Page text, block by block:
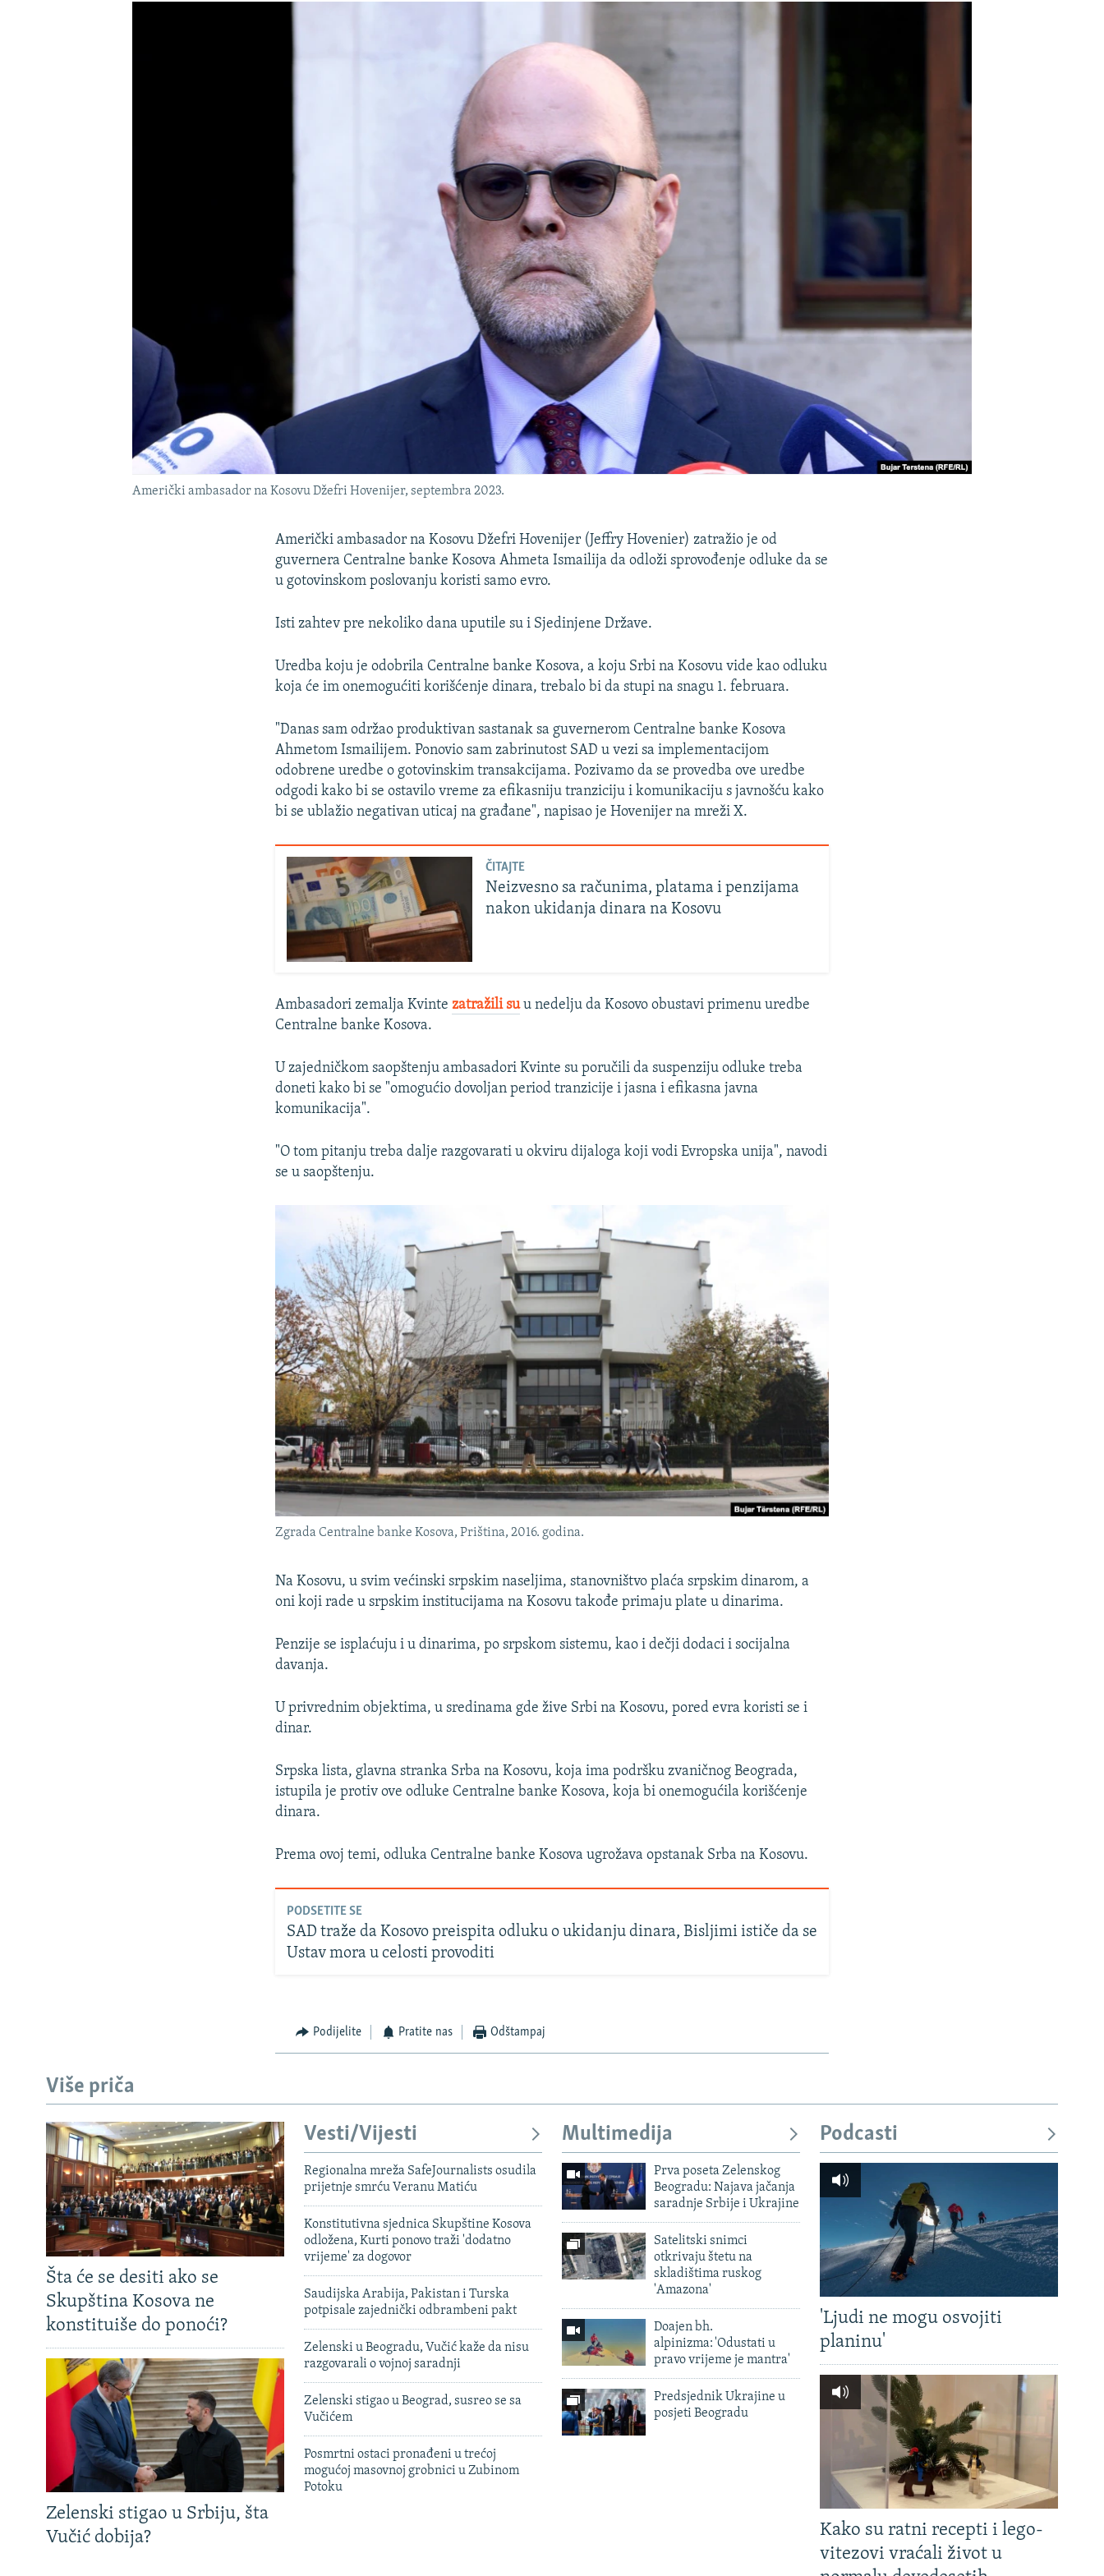
NASTANAK I RASPAD JUGOSLAVIJE
Američki ambasador na Kosovu Džefri Hovenijer, septembra 2023.
Američki ambasador na Kosovu Džefri Hovenijer (Jeffry Hovenier) zatražio je od
guvernera Centralne banke Kosova Ahmeta Ismailija da odloži sprovođenje odluke da se
u gotovinskom poslovanju koristi samo evro.
Isti zahtev pre nekoliko dana uputile su i Sjedinjene Države.
Uredba koju je odobrila Centralne banke Kosova, a koju Srbi na Kosovu vide kao odluku
koja će im onemogućiti korišćenje dinara, trebalo bi da stupi na snagu 1. februara.
"Danas sam održao produktivan sastanak sa guvernerom Centralne banke Kosova
Ahmetom Ismailijem. Ponovio sam zabrinutost SAD u vezi sa implementacijom
odobrene uredbe o gotovinskim transakcijama. Pozivamo da se provedba ove uredbe
odgodi kako bi se ostavilo vreme za efikasniju tranziciju i komunikaciju s javnošću kako
bi se ublažio negativan uticaj na građane", napisao je Hovenijer na mreži X.
ČITAJTE
Neizvesno sa računima, platama i penzijama
nakon ukidanja dinara na Kosovu
Ambasadori zemalja Kvinte zatražili suu nedelju da Kosovo obustavi primenu uredbe
Centralne banke Kosova.
U zajedničkom saopštenju ambasadori Kvinte su poručili da suspenziju odluke treba
doneti kako bi se "omogućio dovoljan period tranzicije i jasna i efikasna javna
komunikacija".
"O tom pitanju treba dalje razgovarati u okviru dijaloga koji vodi Evropska unija", navodi
se u saopštenju.
Zgrada Centralne banke Kosova, Priština, 2016. godina.
Na Kosovu, u svim većinski srpskim naseljima, stanovništvo plaća srpskim dinarom, a
oni koji rade u srpskim institucijama na Kosovu takođe primaju plate u dinarima.
Penzije se isplaćuju i u dinarima, po srpskom sistemu, kao i dečji dodaci i socijalna
davanja.
U privrednim objektima, u sredinama gde žive Srbi na Kosovu, pored evra koristi se i
dinar.
Srpska lista, glavna stranka Srba na Kosovu, koja ima podršku zvaničnog Beograda,
istupila je protiv ove odluke Centralne banke Kosova, koja bi onemogućila korišćenje
dinara.
Prema ovoj temi, odluka Centralne banke Kosova ugrožava opstanak Srba na Kosovu.
PODSETITE SE
SAD traže da Kosovo preispita odluku o ukidanju dinara, Bisljimi ističe da se
Ustav mora u celosti provoditi
Podijelite Pratite nas Odštampaj
Više priča
Šta će se desiti ako se
Skupština Kosova ne
konstituiše do ponoći?
Zelenski stigao u Srbiju, šta
Vučić dobija?
Vesti/Vijesti
Regionalna mreža SafeJournalists osudila
prijetnje smrću Veranu Matiću
Konstitutivna sjednica Skupštine Kosova
odložena, Kurti ponovo traži 'dodatno
vrijeme' za dogovor
Saudijska Arabija, Pakistan i Turska
potpisale zajednički odbrambeni pakt
Zelenski u Beogradu, Vučić kaže da nisu
razgovarali o vojnoj saradnji
Zelenski stigao u Beograd, susreo se sa
Vučićem
Posmrtni ostaci pronađeni u trećoj
mogućoj masovnoj grobnici u Zubinom
Potoku
Multimedija
Prva poseta Zelenskog
Beogradu: Najava jačanja
saradnje Srbije i Ukrajine
Satelitski snimci
otkrivaju štetu na
skladištima ruskog
'Amazona'
Doajen bh.
alpinizma: 'Odustati u
pravo vrijeme je mantra'
Predsjednik Ukrajine u
posjeti Beogradu
Podcasti
'Ljudi ne mogu osvojiti
planinu'
Kako su ratni recepti i lego-
vitezovi vraćali život u